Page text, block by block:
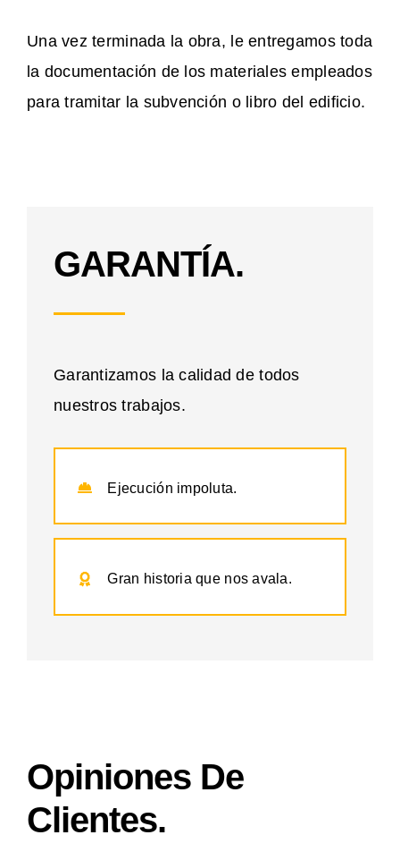
Una vez terminada la obra, le entregamos toda
la documentación de los materiales empleados
para tramitar la subvención o libro del edificio.
GARANTÍA.
Garantizamos la calidad de todos
nuestros trabajos.
Ejecución impoluta.
Gran historia que nos avala.
Opiniones De
Clientes.